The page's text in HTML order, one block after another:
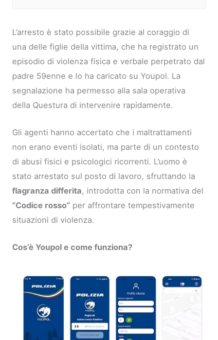
L’arresto è stato possibile grazie al coraggio di
una delle figlie della vittima, che ha registrato un
episodio di violenza fisica e verbale perpetrato dal
padre 59enne e lo ha caricato su Youpol. La
segnalazione ha permesso alla sala operativa
della Questura di intervenire rapidamente.
Gli agenti hanno accertato che i maltrattamenti
non erano eventi isolati, ma parte di un contesto
di abusi fisici e psicologici ricorrenti. L’uomo è
stato arrestato sul posto di lavoro, sfruttando la
flagranza differita, introdotta con la normativa del
“Codice rosso” per affrontare tempestivamente
situazioni di violenza.
Cos’è Youpol e come funziona?